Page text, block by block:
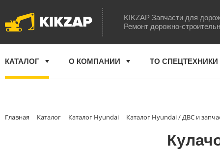
KIKZAP
KIKZAP Запчасти для
Ремонт дорожно-
КАТАЛОГ О КОМПАНИИ ТО СПЕЦТЕХНИКИ
Главная Каталог Каталог Hyundai Каталог Hyundai / ДВС и